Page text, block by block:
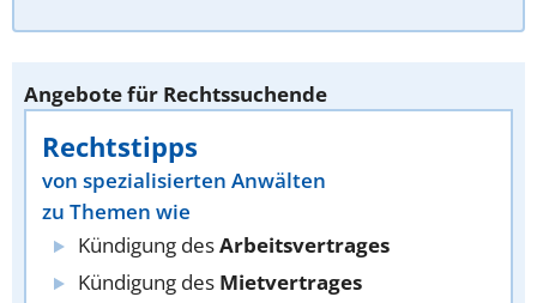
Angebote für Rechtssuchende
Rechtstipps
von spezialisierten Anwälten
zu Themen wie
Kündigung desArbeitsvertrages
Kündigung des Mietvertrages